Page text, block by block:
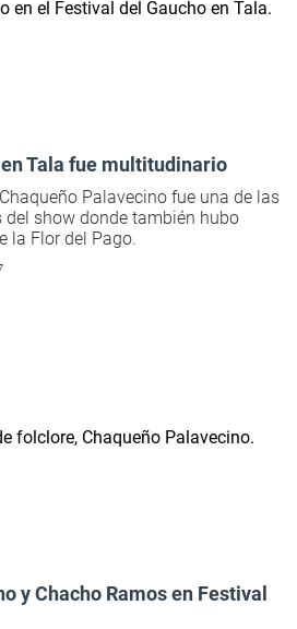
Tala fue multitudinario
Palavecino fue una de las
show donde también hubo
la Flor del Pago.
y Chacho Ramos en Festival